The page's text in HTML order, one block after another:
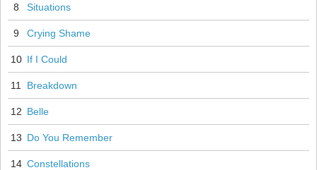
8 Situations
9 Crying Shame
10 If I Could
11 Breakdown
12 Belle
13 Do You Remember
14 Constellations